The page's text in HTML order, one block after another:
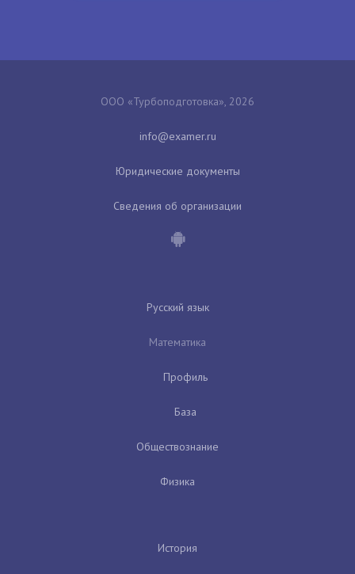
ООО «Турбоподготовка», 2026
Юридические документы
Сведения об организации
Русский язык
Математика
Профиль
База
Обществознание
Физика
История